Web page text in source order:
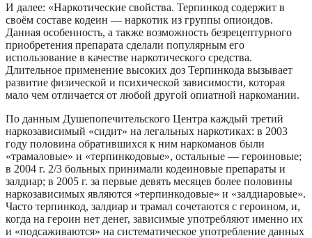
И далее: «Наркотические свойства. Терпинкод содержит в
своём составе кодеин — наркотик из группы опиоидов.
Данная особенность, а также возможность безрецептурного
приобретения препарата сделали популярным его
использование в качестве наркотического средства.
Длительное применение высоких доз Терпинкода вызывает
развитие физической и психической зависимости, которая
мало чем отличается от любой другой опиатной наркомании.
По данным Душепопечительского Центра каждый третий
наркозависимый «сидит» на легальных наркотиках: в 2003
году половина обратившихся к ним наркоманов были
«трамаловые» и «терпинкодовые», остальные — героиновые;
в 2004 г. 2/3 больных принимали кодеиновые препараты и
залдиар; в 2005 г. за первые девять месяцев более половины
наркозависимых являются «терпинкодовые» и «залдиаровые».
Часто терпинкод, залдиар и трамал сочетаются с героином, и,
когда на героин нет денег, зависимые употребляют именно их
и «подсаживаются» на систематическое употребление данных